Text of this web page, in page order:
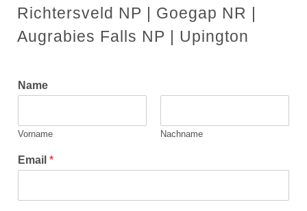
Richtersveld NP | Goegap NR |
Augrabies Falls NP | Upington
Name
Vorname Nachname
Email *